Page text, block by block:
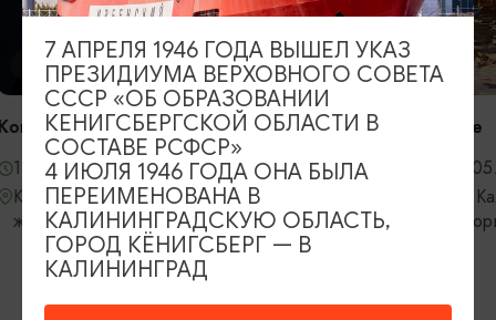
ВЫСТАВКИ
Прикосновение
06.08.2026 - 05.09.2026
Калининград, Калининградский
областной историко-художественный
музей
7 АПРЕЛЯ 1946 ГОДА ВЫШЕЛ УКАЗ
ПРЕЗИДИУМА ВЕРХОВНОГО СОВЕТА
СССР «ОБ ОБРАЗОВАНИИ
КЕНИГСБЕРГСКОЙ ОБЛАСТИ В
СОСТАВЕ РСФСР»
4 ИЮЛЯ 1946 ГОДА ОНА БЫЛА
ПЕРЕИМЕНОВАНА В
КАЛИНИНГРАДСКУЮ ОБЛАСТЬ,
ГОРОД КЁНИГСБЕРГ — В
КАЛИНИНГРАД